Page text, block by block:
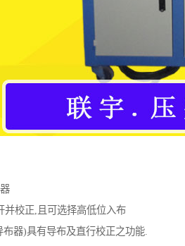
并校正,且可选择高低位入布
器)具有导布及直行校正之功能.